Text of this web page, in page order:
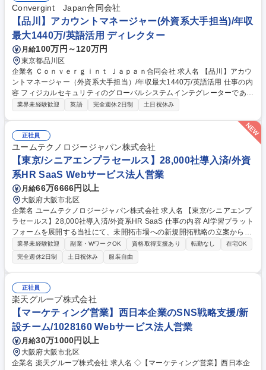
サービスを組み合わせた解決策を案内する、コンサルティング要素のある
営業です。※マーケティング部署と協業した企画設計や部門間連携による
プロジェクト等に関わることもあります。 募集職種 【マネージャー候
補】福祉・介護SaaSインサイドセールス/転勤無/副業可
Convergint Japan合同会社
【品川】アカウントマネージャー(外資系大手担当)/年収
最大1440万/英語活用 ディレクター
月給100万円～120万円
東京都品川区
企業名 Ｃｏｎｖｅｒｇｉｎｔ Ｊａｐａｎ合同会社 求人名 【品川】アカウ
ントマネージャー（外資系大手担当）/年収最大1440万/英語活用 仕事の内
容 フィジカルセキュリティのグローバルシステムインテグレーターである
当社にて、外資系大手企業へのソリューション提案をお任せいたします。
理や監視カメラ等のセキュリティニーズヒアリング・提案 ■見積・提案資
料作成、契約交渉、受注管理 ■社内プロジェクトチームやAPAC・グロー
バル本社チームとの連携・協働 ■受注後の顧客満足度管理・アフターフォ
ロー。 【業務内容の変更範囲】当社の指定する業務 募集職種 【品川】ア
カウントマネージャー（外資系大手担当）/年収最大1440万/英語活用
業界未経験歓迎 英語 完全週休2日制 土日祝休み
正社員
ユームテクノロジージャパン株式会社
【東京/シニアエンプラセールス】28,000社導入済/外資
系HR SaaS Webサービス法人営業
月給66万6666円以上
大阪府大阪市北区
企業名 ユームテクノロジージャパン株式会社 求人名 【東京/シニアエンプ
ラセールス】28,000社導入済/外資系HR SaaS 仕事の内容 AI学習プラット
フォームを展開する当社にて、未開拓市場への新規開拓戦略の立案から商
談、契約までを一貫して主導し、コンサルティング営業として市場シェア
拡大と組織のリードを牽引します。 ■新規顧客の開拓戦略立案と実行 ■ニ
ーズの深掘りとソリューション提案 ■データドリブンな営業活動とパイプ
ライン管理 ■決裁権者を巻き込んだ合意形成と社内連携 【仕事の魅力】顧
客の本質的な成果に繋がる伴走支援を提案でき、AIと学習の科学を用いた
大規模提案を通じて圧倒的な専門性と市場価値が身につく環境です。（変
更の範囲：当社業務全般） 募集職種 【東京/シニアエンプラセールス】28,
000社導入済/外資系HR SaaS
業界未経験歓迎 副業・WワークOK 資格取得支援あり 転勤なし
在宅OK
完全週休2日制
土日祝休み 服装自由
正社員
楽天グループ株式会社
【マーケティング営業】西日本企業のSNS戦略支援/新
設チーム/1028160 Webサービス法人営業
月給30万1000円以上
大阪府大阪市北区
企業名 楽天グループ株式会社 求人名 ◇【マーケティング営業】西日本企